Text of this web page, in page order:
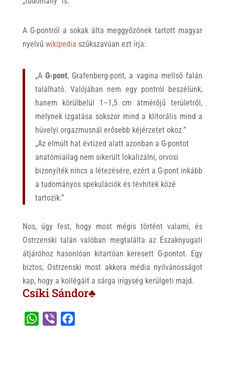
A G-pontról a sokak álta meggyőzőnek tartott magyar
nyelvű wikipedia szűkszavúan ezt írja:
„AG-pont, Grafenberg-pont, a vagina mellső falán
található. Valójában nem egy pontról beszélünk,
hanem körülbelül 1–1,5 cm átmérőjű területről,
melynek izgatása sokszor mind a klitorális mind a
hüvelyi orgazmusnál erősebb kéjérzetet okoz.”
„Az elmúlt hat évtized alatt azonban a G-pontot
anatómiailag nem sikerült lokalizálni, orvosi
bizonyíték nincs a létezésére, ezért a G-pont inkább
a tudományos spekulációk és tévhitek közé
tartozik.”
Nos, úgy fest, hogy most mégis történt valami, és
Ostrzenski talán valóban megtalálta az Északnyugati
átjáróhoz hasonlóan kitartóan keresett G-pontot. Egy
biztos, Ostrzenski most akkora média nyilvánosságot
kap, hogy a kollégáit a sárga irígység kerülgeti majd.
Csíki Sándor♣